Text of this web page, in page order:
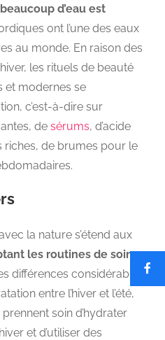
d’eau est
ont l’une des eaux
au monde. En raison des
les rituels de beauté
et modernes se
c’est-à-dire sur
de sérums, d’acide
riches, de brumes pour le
la nature s’étend aux
les routines de soins
différences considérables
entre l’hiver et l’été,
soin d’hydrater
et d’utiliser des